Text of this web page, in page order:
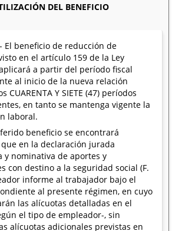
DEL BENEFICIO
El beneficio de reducción de
en el artículo 159 de la Ley
a partir del período fiscal
al inicio de la nueva relación
CUARENTA Y SIETE (47) períodos
en tanto se mantenga vigente la
laboral.
beneficio se encontrará
en la declaración jurada
y nominativa de aportes y
con destino a la seguridad social (F.
informe al trabajador bajo el
al presente régimen, en cuyo
las alícuotas detalladas en el
el tipo de empleador-, sin
alícuotas adicionales previstas en